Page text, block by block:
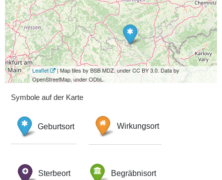
Leaflet
| Map tiles by BSB MDZ, under CC BY 3.0. Data by
OpenStreetMap, under ODbL.
Symbole auf der Karte
Geburtsort Wirkungsort
Sterbeort Begräbnisort